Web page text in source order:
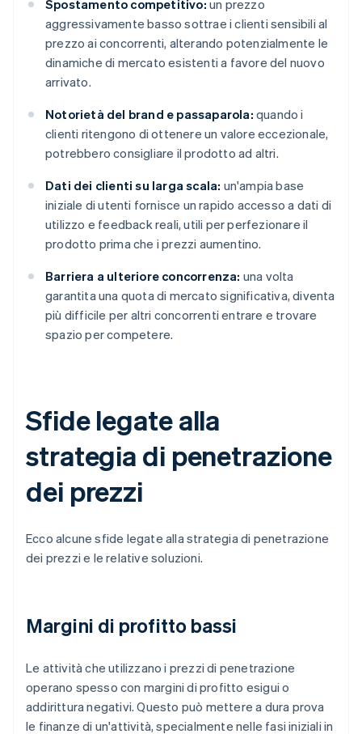
Spostamento competitivo: un prezzo
aggressivamente basso sottrae i clienti sensibili al
prezzo ai concorrenti, alterando potenzialmente le
dinamiche di mercato esistenti a favore del nuovo
arrivato.
Notorietà del brand e passaparola: quando i
clienti ritengono di ottenere un valore eccezionale,
potrebbero consigliare il prodotto ad altri.
Dati dei clienti su larga scala: un'ampia base
iniziale di utenti fornisce un rapido accesso a dati di
utilizzo e feedback reali, utili per perfezionare il
prodotto prima che i prezzi aumentino.
Barriera a ulteriore concorrenza: una volta
garantita una quota di mercato significativa, diventa
più difficile per altri concorrenti entrare e trovare
spazio per competere.
Sfide legate alla
strategia di penetrazione
dei prezzi
Ecco alcune sfide legate alla strategia di penetrazione
dei prezzi e le relative soluzioni.
Margini di profitto bassi
Le attività che utilizzano i prezzi di penetrazione
operano spesso con margini di profitto esigui o
addirittura negativi. Questo può mettere a dura prova
le finanze di un'attività, specialmente nelle fasi iniziali in